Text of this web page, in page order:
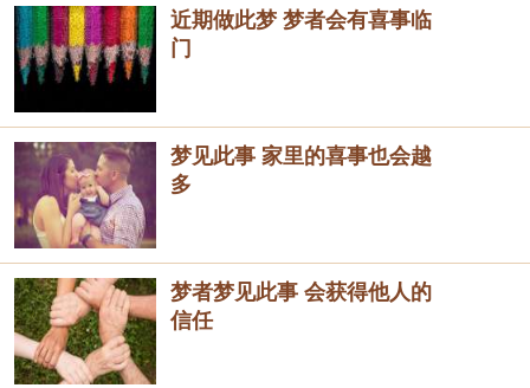
近期做此梦 梦者会有喜事临
门
梦见此事 家里的喜事也会越
多
梦者梦见此事 会获得他人的
信任